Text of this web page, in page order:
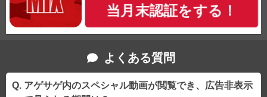
当月末認証をする！
よくある質問
アゲサゲ内のスペシャル動画が閲覧でき、広告非表示